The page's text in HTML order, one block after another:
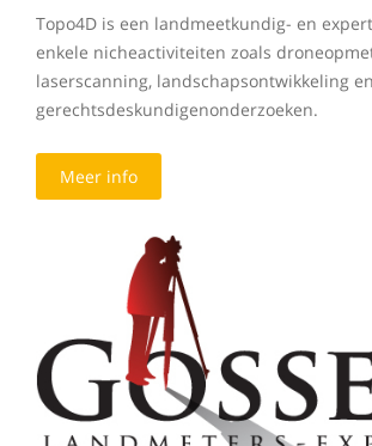
Topo4D is een landmeetkundig- en
enkele nicheactiviteiten zoals
laserscanning, landschapsontwikkeling en
gerechtsdeskundigenonderzoeken.
Meer info